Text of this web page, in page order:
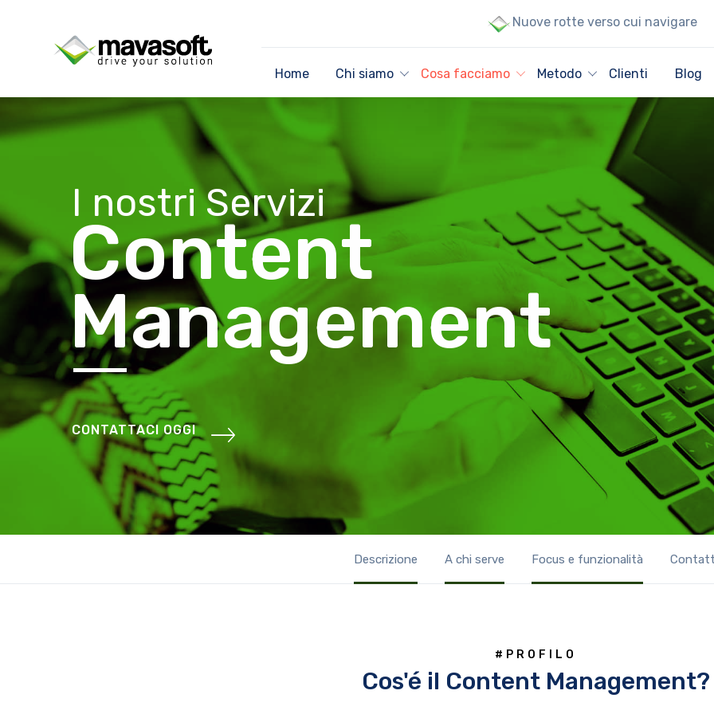
Nuove rotte verso cui navigare
Home Chi siamo Cosa facciamo Metodo Clienti Blog
I nostri Servizi
Content
Management
CONTATTACI OGGI
Descrizione A chi serve Focus e funzionalità
#PROFILO
Cos'é il Content Management?